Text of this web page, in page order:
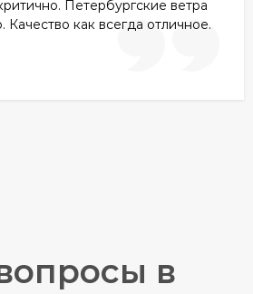
Петербургские ветра
Качество как всегда отличное.
в